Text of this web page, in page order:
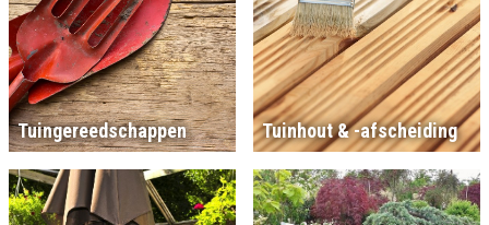
Tuingereedschappen Tuinhout & -afscheiding